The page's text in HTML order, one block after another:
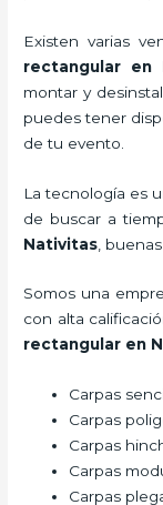
Existen varias
rectangular en
montar y
puedes tener
de tu evento.
La tecnología es
de buscar a
Nativitas ,
Somos una
con alta
rectangular en
Carpas
Carpas
Carpas
Carpas
Carpas